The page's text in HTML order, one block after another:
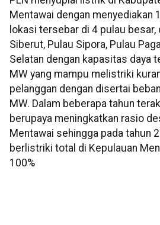
Mentawai dengan menyediakan
lokasi tersebar di 4 pulau besar,
Siberut, Pulau Sipora, Pulau
Selatan dengan kapasitas daya
MW yang mampu melistriki
pelanggan dengan disertai
MW. Dalam beberapa tahun
berupaya meningkatkan rasio
Mentawai sehingga pada tahun
berlistriki total di Kepulauan
100%